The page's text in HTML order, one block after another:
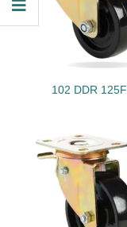
102 DDR 125F